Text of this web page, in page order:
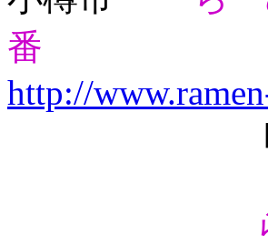
番
http://
味噌ラ